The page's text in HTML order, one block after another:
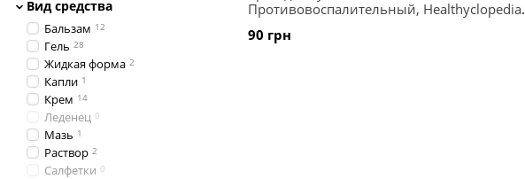
Противовоспалительный, Healthyclopedia,
90 грн
От псориаза
От раздражения
От синяков и ушибов
От тяжести 1
От усталости
От экземы
Отхаркивающее
Охлаждение
Согревающее
Уменьшает боль
Вид средства
Бальзам 12
Гель 28
Жидкая форма 2
Капли 1
Крем 14
Леденец 0
Мазь 1
Раствор 2
Салфетки 0